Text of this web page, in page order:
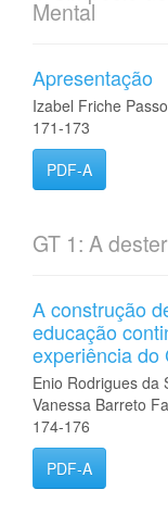
Mental
Apresentação
Izabel Friche
171-173
PDF-A
GT 1: A
A construção
educação
experiência do
Enio Rodrigues da
Vanessa Barreto
174-176
PDF-A